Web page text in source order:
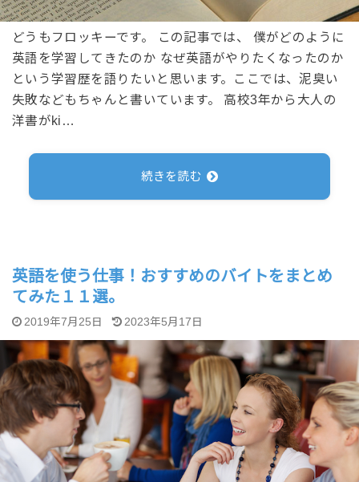
どうもフロッキーです。 この記事では、 僕がどのように
英語を学習してきたのか なぜ英語がやりたくなったのか
という学習歴を語りたいと思います。ここでは、泥臭い
失敗などもちゃんと書いています。 高校3年から大人の
洋書がki…
続きを読む
英語を使う仕事！おすすめのバイトをまとめ
てみた１１選。
2019年7月25日 2023年5月17日